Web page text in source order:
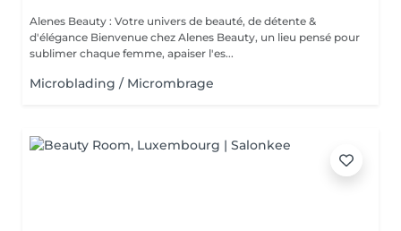
Alenes Beauty : Votre univers de beauté, de détente &
d'élégance Bienvenue chez Alenes Beauty, un lieu pensé pour
sublimer chaque femme, apaiser l'es...
Microblading / Micrombrage